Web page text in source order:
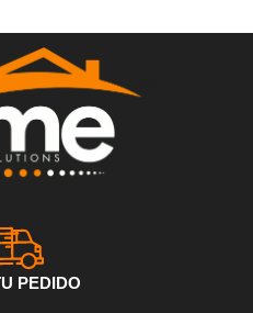
PEDIDO